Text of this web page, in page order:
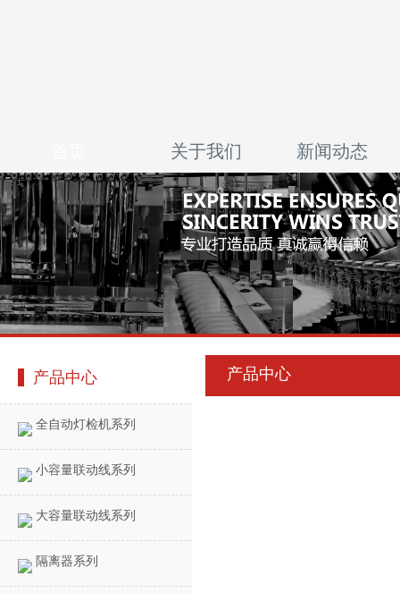
关于我们 新闻动态
产品中心
全自动灯检机系列
小容量联动线系列
大容量联动线系列
隔离器系列
产品中心